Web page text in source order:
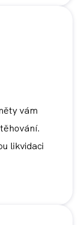
vám
likvidaci